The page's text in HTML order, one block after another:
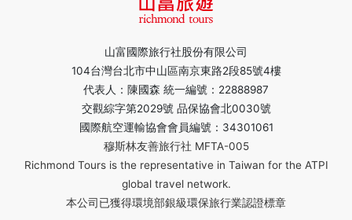
山富國際旅行社股份有限公司
104台灣台北市中山區南京東路2段85號4樓
代表人：陳國森 統一編號：22888987
交觀綜字第2029號 品保協會北0030號
國際航空運輸協會會員編號：34301061
穆斯林友善旅行社 MFTA-005
Richmond Tours is the representative in Taiwan for the ATPI
global travel network.
本公司已獲得環境部銀級環保旅行業認證標章